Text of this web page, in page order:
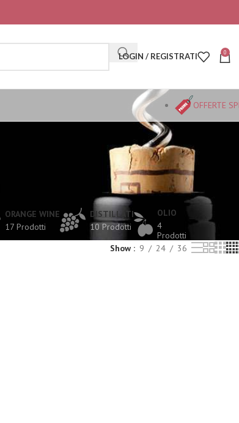
LOGIN / REGISTRATI 0
OFFERTE
ORANGE WINE
17 Prodotti
DISTILLATI
10 Prodotti
OLIO
4
Prodotti
Show 9 24 36